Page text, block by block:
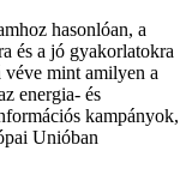
hasonlóan, a
és a jó gyakorlatokra
véve mint amilyen a
energia- és
kampányok,
Unióban